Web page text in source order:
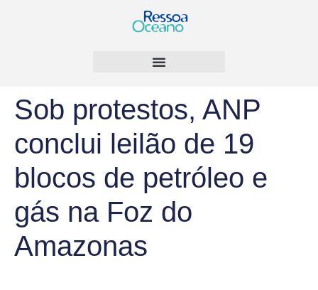
Sob protestos, ANP
conclui leilão de 19
blocos de petróleo e
gás na Foz do
Amazonas